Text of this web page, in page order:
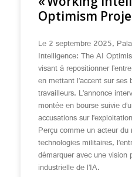
Optimism
Le 2 septembre 2025,
Intelligence: The AI
visant à repositionner
en mettant l’accent sur
travailleurs. L’annonce
montée en bourse suivie
accusations sur
Perçu comme un acteur
technologies militaires,
démarquer avec une
industrielle de l’IA.